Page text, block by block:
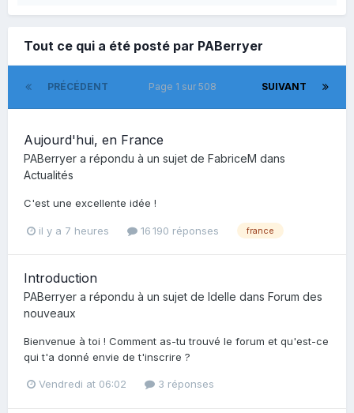
Tout ce qui a été posté par PABerryer
PRÉCÉDENT SUIVANT
Page 1 sur 508
Aujourd'hui, en France
PABerryer a répondu à un sujet de FabriceM dans
Actualités
C'est une excellente idée !
il y a 7 heures 16 190 réponses france
Introduction
PABerryer a répondu à un sujet de Idelle dans Forum des
nouveaux
Bienvenue à toi ! Comment as-tu trouvé le forum et qu'est-ce
qui t'a donné envie de t'inscrire ?
Vendredi at 06:02 3 réponses